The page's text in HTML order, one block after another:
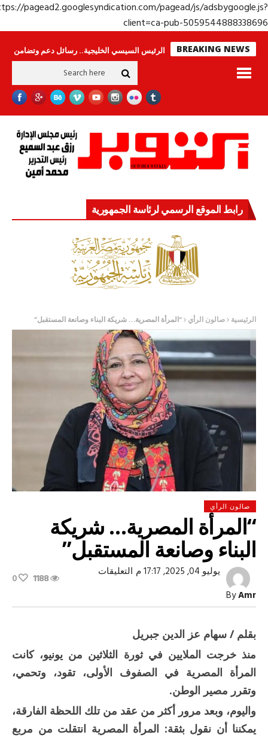
https://pagead2.googlesyndication.com/pagead/js/
client=ca-pub-
BREAKING NEWS
ينامون جولة الرئيس السيسي الخليجية.. رسائل دعم وتضامن للأشقاء
رابط الموقع الرسمي لرئاسة الجمهورية
الرئيسية صالون الرأي “المرأة المصرية… شريكة البناء وصانعة المستقبل”
صالون الرأي
“المرأة المصرية… شريكة
البناء وصانعة المستقبل”
ByAmr
يوليو 04, 2025, 17:17 م التعليقاتعلى
البناء
1188
0
بقلم / سهام عز الدين جبريل
منذ خرجت الملايين في ثورة الثلاثين من يونيو، كانت
المرأة المصرية في الصفوف الأولى، تقود، وتحمي،
وتقرر مصير الوطن.
واليوم، وبعد مرور أكثر من عقد من تلك اللحظة الفارقة،
يمكننا أن نقول بثقة: المرأة المصرية انتقلت من مربع